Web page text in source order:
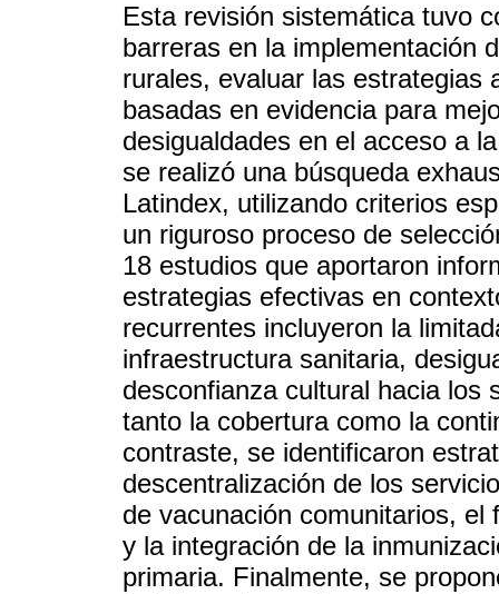
Esta revisión sistemática tuvo
barreras en la implementación
rurales, evaluar las estrategias
basadas en evidencia para
desigualdades en el acceso a
se realizó una búsqueda
Latindex, utilizando criterios
un riguroso proceso de
18 estudios que aportaron
estrategias efectivas en
recurrentes incluyeron la
infraestructura sanitaria,
desconfianza cultural hacia los
tanto la cobertura como la
contraste, se identificaron
descentralización de los
de vacunación comunitarios,
y la integración de la
primaria. Finalmente, se